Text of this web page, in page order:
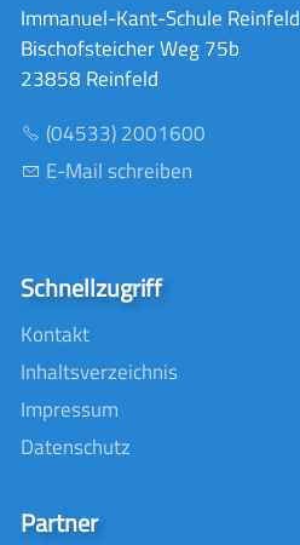
Immanuel-Kant-Schule Reinfeld
Bischofsteicher Weg 75b
23858 Reinfeld
(04533) 2001600
E-Mail schreiben
Schnellzugriff
Kontakt
Inhaltsverzeichnis
Impressum
Datenschutz
Partner